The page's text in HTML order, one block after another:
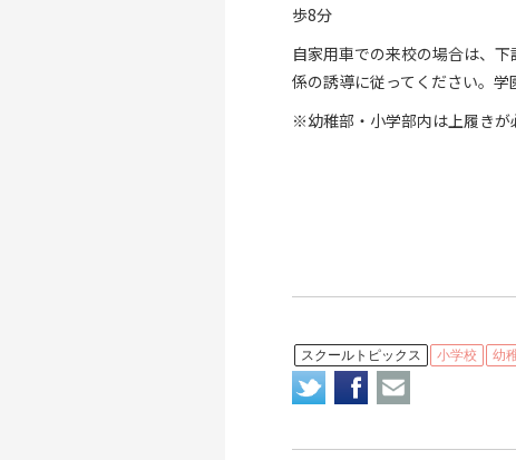
歩8分
自家用車での来校の場合は、
係の誘導に従ってください。学
※幼稚部・小学部内は上履きが
スクールトピックス 小学校 幼